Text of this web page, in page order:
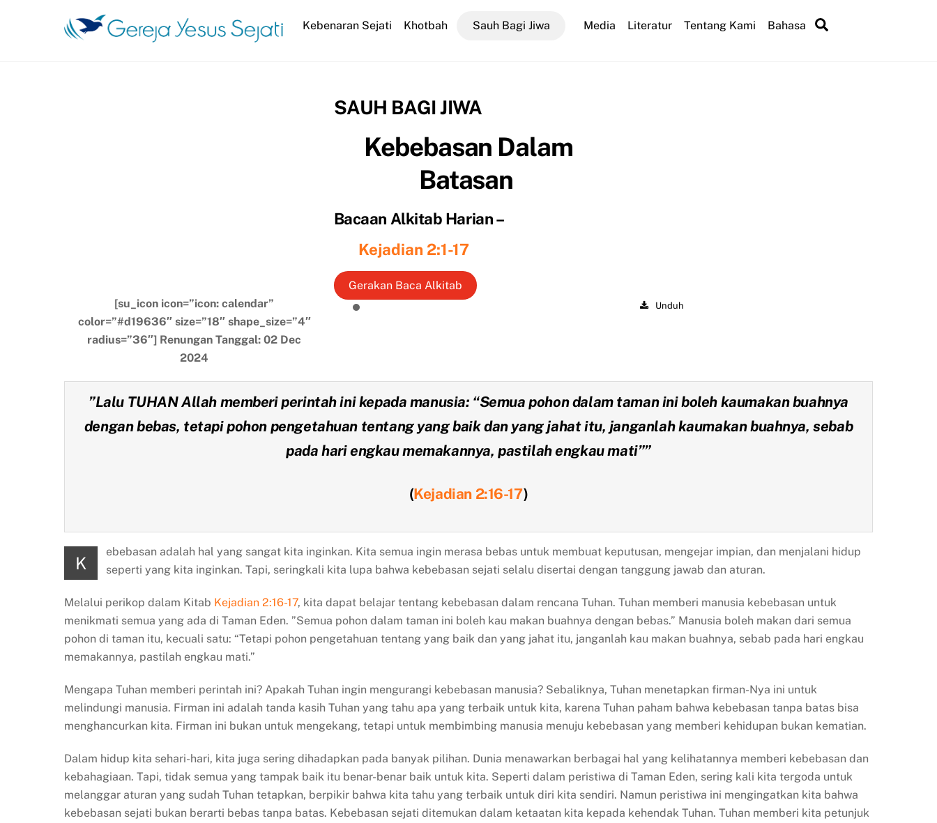
Kebenaran Sejati Khotbah Sauh Bagi Jiwa Media Literatur Tentang Kami Bahasa
SAUH BAGI JIWA
Kebebasan Dalam
Batasan
Bacaan Alkitab Harian –
Kejadian 2:1-17
Gerakan Baca Alkitab
[su_icon icon=”icon: calendar”
color=”#d19636″ size=”18″ shape_size=”4″
radius=”36″] Renungan Tanggal: 02 Dec
2024
Unduh
​”Lalu TUHAN Allah memberi perintah ini kepada manusia: “Semua pohon dalam taman ini boleh kaumakan buahnya
dengan bebas, tetapi pohon pengetahuan tentang yang baik dan yang jahat itu, janganlah kaumakan buahnya, sebab
pada hari engkau memakannya, pastilah engkau mati””
(Kejadian 2:16-17)
K
ebebasan adalah hal yang sangat kita inginkan. Kita semua ingin merasa bebas untuk membuat keputusan, mengejar impian, dan menjalani hidup
seperti yang kita inginkan. Tapi, seringkali kita lupa bahwa kebebasan sejati selalu disertai dengan tanggung jawab dan aturan.
Melalui perikop dalam Kitab Kejadian 2:16-17, kita dapat belajar tentang kebebasan dalam rencana Tuhan. Tuhan memberi manusia kebebasan untuk
menikmati semua yang ada di Taman Eden. ”Semua pohon dalam taman ini boleh kau makan buahnya dengan bebas.” Manusia boleh makan dari semua
pohon di taman itu, kecuali satu: “Tetapi pohon pengetahuan tentang yang baik dan yang jahat itu, janganlah kau makan buahnya, sebab pada hari engkau
memakannya, pastilah engkau mati.”
Mengapa Tuhan memberi perintah ini? Apakah Tuhan ingin mengurangi kebebasan manusia? Sebaliknya, Tuhan menetapkan firman-Nya ini untuk
melindungi manusia. Firman ini adalah tanda kasih Tuhan yang tahu apa yang terbaik untuk kita, karena Tuhan paham bahwa kebebasan tanpa batas bisa
menghancurkan kita. Firman ini bukan untuk mengekang, tetapi untuk membimbing manusia menuju kebebasan yang memberi kehidupan bukan kematian.
Dalam hidup kita sehari-hari, kita juga sering dihadapkan pada banyak pilihan. Dunia menawarkan berbagai hal yang kelihatannya memberi kebebasan dan
kebahagiaan. Tapi, tidak semua yang tampak baik itu benar-benar baik untuk kita. Seperti dalam peristiwa di Taman Eden, sering kali kita tergoda untuk
melanggar aturan yang sudah Tuhan tetapkan, berpikir bahwa kita tahu yang terbaik untuk diri kita sendiri. Namun peristiwa ini mengingatkan kita bahwa
kebebasan sejati bukan berarti bebas tanpa batas. Kebebasan sejati ditemukan dalam ketaatan kita kepada kehendak Tuhan. Tuhan memberi kita petunjuk